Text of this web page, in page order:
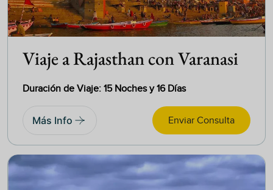
Viaje a Rajasthan con Varanasi
Duración de Viaje: 15 Noches y 16 Días
Más Info Enviar Consulta